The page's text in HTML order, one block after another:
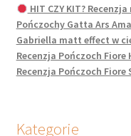
HIT CZY KIT?
Pończochy Gatta Ars
Gabriella matt effect w
Recenzja Pończoch Fiore
Recenzja Pończoch Fiore
Kategorie